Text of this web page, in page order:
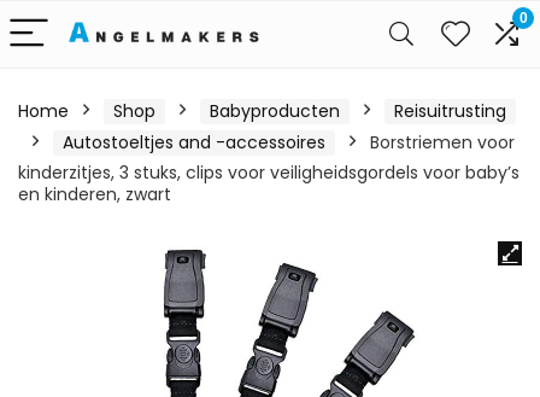
0
Home Shop Babyproducten
Reisuitrusting
Autostoeltjes and -accessoires
Borstriemen voor
kinderzitjes, 3 stuks, clips voor veiligheidsgordels voor baby’s
en kinderen, zwart